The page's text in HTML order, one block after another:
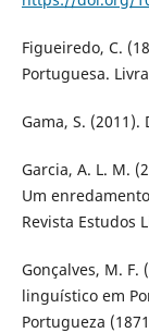
Figueiredo, C.
Portuguesa.
Gama, S.
Garcia, A. L. M.
Um
Revista Estudos
Gonçalves, M. F.
linguístico em
Portugueza